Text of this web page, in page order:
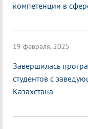
компетенции в
19 февраля, 2025
Завершилась
студентов с
Казахстана